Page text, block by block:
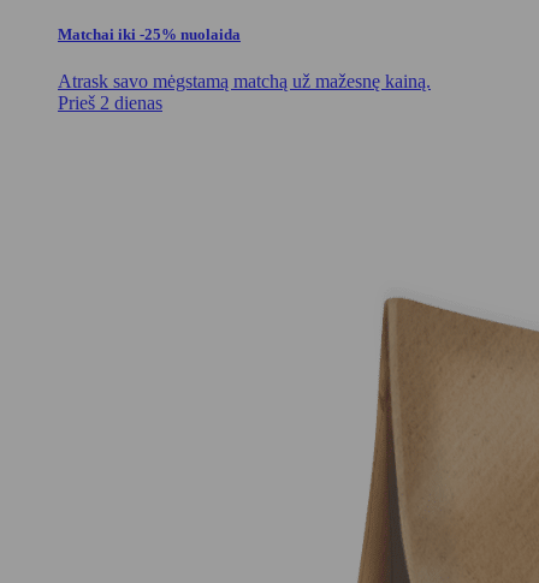
Matchai iki -25% nuolaida
Atrask savo mėgstamą matchą už mažesnę kainą.
Prieš 2 dienas